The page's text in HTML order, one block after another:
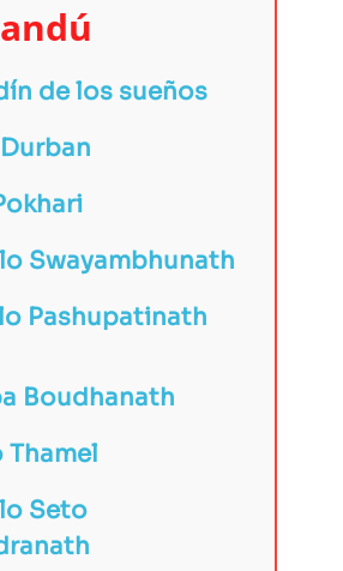
de los sueños
Swayambhunath
Pashupatinath
Boudhanath
Thamel
Seto